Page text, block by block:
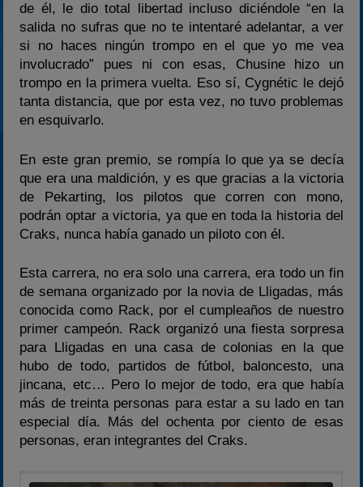
de él, le dio total libertad incluso diciéndole “en la
salida no sufras que no te intentaré adelantar, a ver
si no haces ningún trompo en el que yo me vea
involucrado” pues ni con esas, Chusine hizo un
trompo en la primera vuelta. Eso sí, Cygnétic le dejó
tanta distancia, que por esta vez, no tuvo problemas
en esquivarlo.
En este gran premio, se rompía lo que ya se decía
que era una maldición, y es que gracias a la victoria
de Pekarting, los pilotos que corren con mono,
podrán optar a victoria, ya que en toda la historia del
Craks, nunca había ganado un piloto con él.
Esta carrera, no era solo una carrera, era todo un fin
de semana organizado por la novia de Lligadas, más
conocida como Rack, por el cumpleaños de nuestro
primer campeón. Rack organizó una fiesta sorpresa
para Lligadas en una casa de colonias en la que
hubo de todo, partidos de fútbol, baloncesto, una
jincana, etc… Pero lo mejor de todo, era que había
más de treinta personas para estar a su lado en tan
especial día. Más del ochenta por ciento de esas
personas, eran integrantes del Craks.